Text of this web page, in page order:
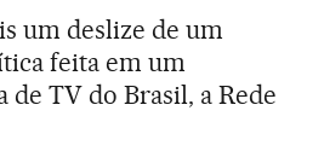
um deslize de um
feita em um
TV do Brasil, a Rede